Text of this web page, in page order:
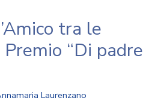
tra le
“Di padre
Laurenzano